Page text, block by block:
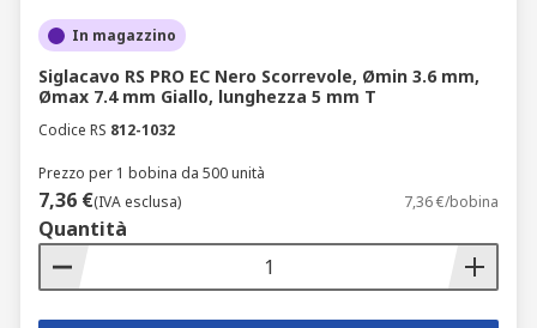
In magazzino
Siglacavo RS PRO EC Nero Scorrevole, Ømin 3.6 mm,
Ømax 7.4 mm Giallo, lunghezza 5 mm T
Codice RS 812-1032
Prezzo per 1 bobina da 500 unità
7,36 €(IVA esclusa) 7,36 €/bobina
Quantità